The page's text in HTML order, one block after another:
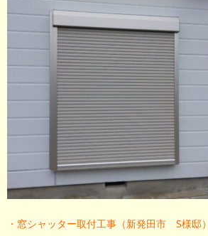
・窓シャッター取付工事（新発田市 S様邸）